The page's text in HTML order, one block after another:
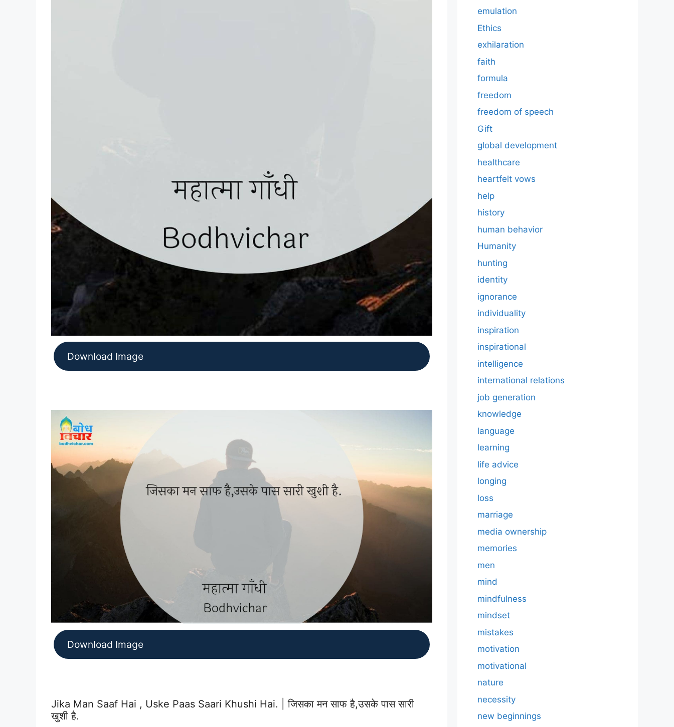
Download Image
Download Image
Jika Man Saaf Hai , Uske Paas Saari Khushi Hai. | जिसका मन साफ है,उसके पास सारी
खुशी है.
emulation
Ethics
exhilaration
faith
formula
freedom
freedom of speech
Gift
global development
healthcare
heartfelt vows
help
history
human behavior
Humanity
hunting
identity
ignorance
individuality
inspiration
inspirational
intelligence
international relations
job generation
knowledge
language
learning
life advice
longing
loss
marriage
media ownership
memories
men
mind
mindfulness
mindset
mistakes
motivation
motivational
nature
necessity
new beginnings